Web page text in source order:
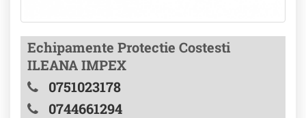
Echipamente Protectie Costesti
ILEANA IMPEX
0751023178
0744661294